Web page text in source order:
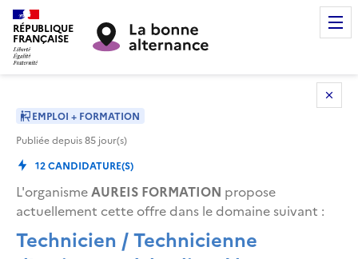
RÉPUBLIQUE
FRANÇAISE
EMPLOI + FORMATION
Publiée depuis85 jour(s)
12CANDIDATURE(S)
L'organismeAUREIS FORMATION propose
actuellement cette offre dans le domaine suivant :
Technicien / Technicienne